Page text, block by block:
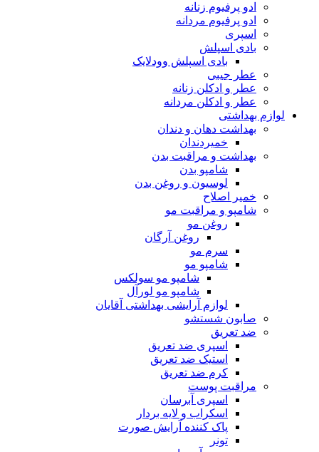
ادو پرفیوم زنانه
ادو پرفیوم مردانه
اسپری
بادی اسپلش
بادی اسپلش وودلایک
عطر جیبی
عطر و ادکلن زنانه
عطر و ادکلن مردانه
لوازم بهداشتی
بهداشت دهان و دندان
خمیردندان
بهداشت و مراقبت بدن
شامپو بدن
لوسیون و روغن بدن
خمیر اصلاح
شامپو و مراقبت مو
روغن مو
روغن آرگان
سرم مو
شامپو مو
شامپو مو سولکس
شامپو مو لورآل
لوازم آرایشی بهداشتی آقایان
صابون شستشو
ضد تعریق
اسپری ضد تعریق
استیک ضد تعریق
کرم ضد تعریق
مراقبت پوست
اسپری آبرسان
اسکراب و لایه بردار
پاک کننده آرایش صورت
تونر